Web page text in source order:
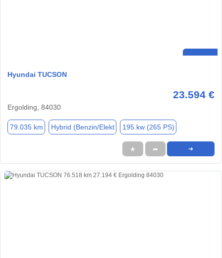
Hyundai TUCSON
23.594 €
Ergolding, 84030
79.035 km Hybrid (Benzin/Elekt 195 kw (265 PS)
★ ➦ ➜